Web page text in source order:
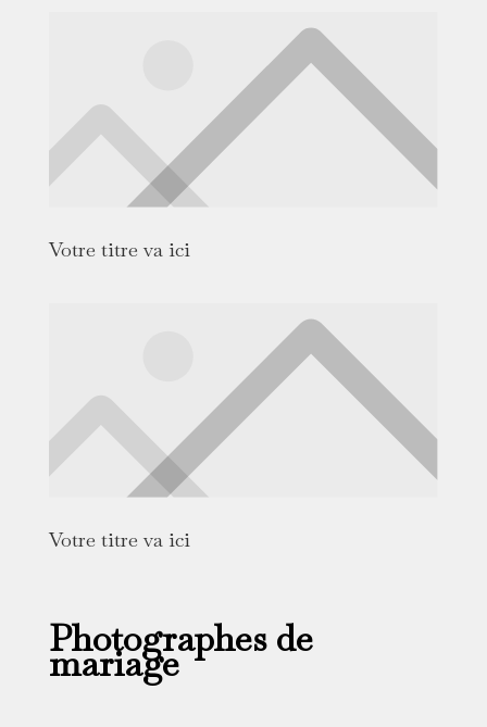
Votre titre va ici
Votre titre va ici
Photographes de
mariage